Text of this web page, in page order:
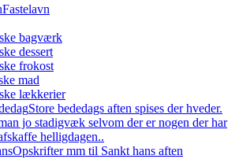
Fastelavn
bagværk
dessert
frokost
mad
lækkerier
Store bededags aften spises der hveder.
jo stadigvæk selvom der er nogen der har
helligdagen..
Opskrifter mm til Sankt hans aften